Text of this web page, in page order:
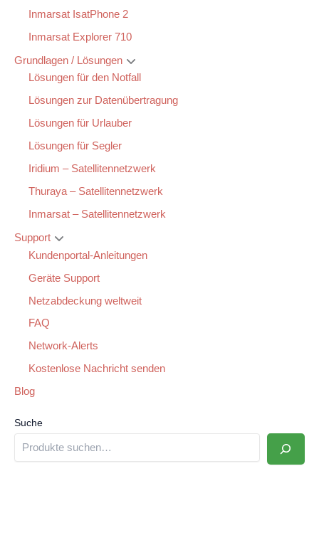
Inmarsat IsatPhone 2
Inmarsat Explorer 710
Grundlagen / Lösungen
Lösungen für den Notfall
Lösungen zur Datenübertragung
Lösungen für Urlauber
Lösungen für Segler
Iridium – Satellitennetzwerk
Thuraya – Satellitennetzwerk
Inmarsat – Satellitennetzwerk
Support
Kundenportal-Anleitungen
Geräte Support
Netzabdeckung weltweit
FAQ
Network-Alerts
Kostenlose Nachricht senden
Blog
Suche